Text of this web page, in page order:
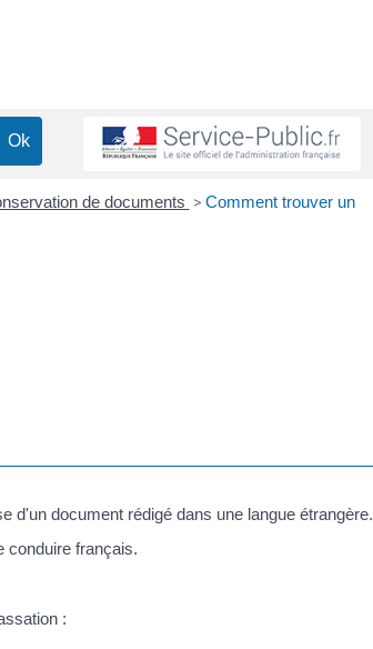
de documents > Comment trouver un
d'un document rédigé dans une langue étrangère.
conduire français.
: